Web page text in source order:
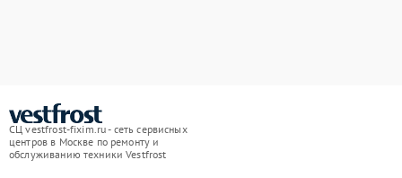
СЦ vestfrost-fixim.ru - сеть сервисных
центров в Москве по ремонту и
обслуживанию техники Vestfrost